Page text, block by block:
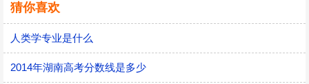
猜你喜欢
人类学专业是什么
2014年湖南高考分数线是多少